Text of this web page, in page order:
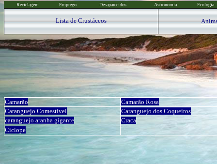
Reciclagem Emprego Desaparecidos Astronomia Ecologia
Lista de Crustáceos
Camarão
Camarão Rosa
Caranguejo Comestível
Caranguejo dos Coqueiros
caranguejo aranha gigante
Craca
Ciclope